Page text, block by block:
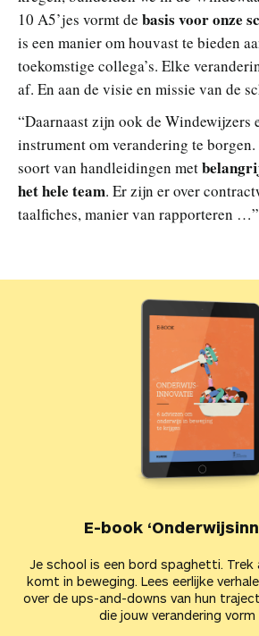
10 A5’jes vormt de basis voor onze
is een manier om houvast te bieden
toekomstige collega’s. Elke
af. En aan de visie en missie van de
“Daarnaast zijn ook de Windewijzers
instrument om verandering te borgen.
soort van handleidingen met
het hele team. Er zijn er over
taalfiches, manier van rapporteren …”
E-book
Je school is een bord spaghetti. Trek
komt in beweging. Lees eerlijke
over de ups-and-downs van hun
die jouw verandering vorm